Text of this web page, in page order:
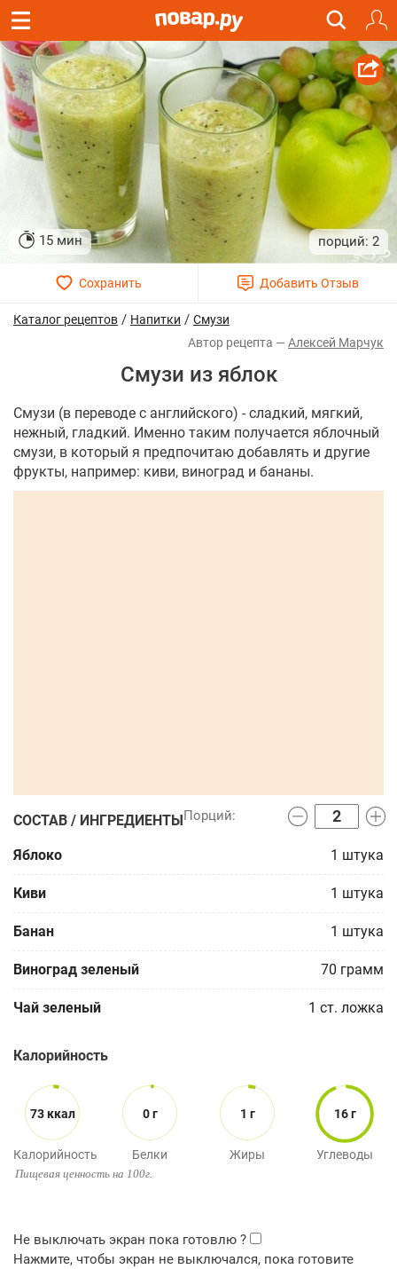
15 мин 2
Каталог рецептов / Напитки / Смузи
Алексей Марчук
Смузи из яблок
Смузи (в переводе с английского) - сладкий, мягкий,
нежный, гладкий. Именно таким получается яблочный
смузи, в который я предпочитаю добавлять и другие
фрукты, например: киви, виноград и бананы.
СОСТАВ / ИНГРЕДИЕНТЫ
Яблоко 1 штука
Киви 1 штука
Банан 1 штука
Виноград зеленый 70 грамм
Чай зеленый 1 ст. ложка
Калорийность
73 ккал
Калорийность
0 г
Белки
1 г
Жиры
16 г
Углеводы
Пищевая ценность на 100г.